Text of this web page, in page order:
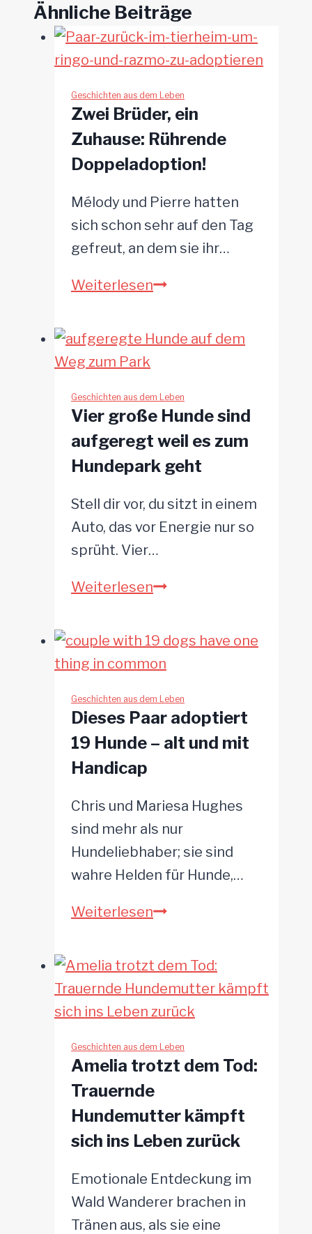
Ähnliche Beiträge
Geschichten aus dem Leben
Zwei Brüder, ein
Zuhause: Rührende
Doppeladoption!
Mélody und Pierre hatten
sich schon sehr auf den Tag
gefreut, an dem sie ihr…
WeiterlesenZwei
ein
Doppeladoption!
Geschichten aus dem Leben
Vier große Hunde sind
aufgeregt weil es zum
Hundepark geht
Stell dir vor, du sitzt in einem
Auto, das vor Energie nur so
sprüht. Vier…
WeiterlesenVier
Hunde
weil
es
zum
Geschichten aus dem Leben
Dieses Paar adoptiert
19 Hunde – alt und mit
Handicap
Chris und Mariesa Hughes
sind mehr als nur
Hundeliebhaber; sie sind
wahre Helden für Hunde,…
WeiterlesenDieses
adoptiert
19
Hunde
alt
und
mit
Handicap
Geschichten aus dem Leben
Amelia trotzt dem Tod:
Trauernde
Hundemutter kämpft
sich ins Leben zurück
Emotionale Entdeckung im
Wald Wanderer brachen in
Tränen aus, als sie eine